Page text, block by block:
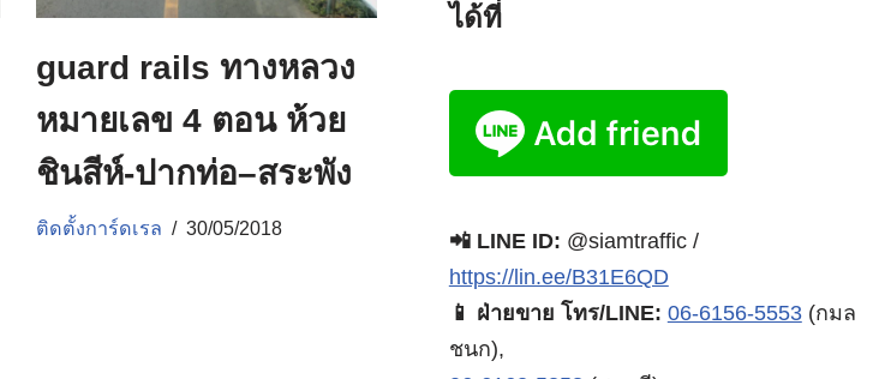
guard rails ทางหลวง
หมายเลข 4 ตอน ห้วย
ชินสีห์-ปากท่อ–สระพัง
ติดตั้งการ์ดเรล 30/05/2018
ได้ที่
📲 LINE ID: @siamtraffic /
https://lin.ee/B31E6QD
📱 ฝ่ายขาย โทร/LINE: 06-6156-5553(กมล
ชนก),